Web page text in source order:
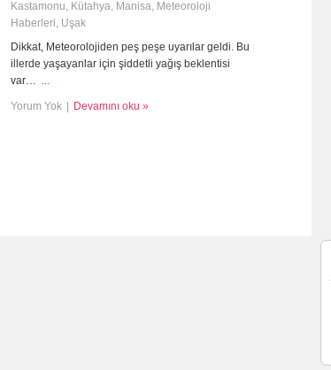
Kastamonu, Kütahya, Manisa, Meteoroloji
Haberleri, Uşak
Dikkat, Meteorolojiden peş peşe uyarılar geldi. Bu
illerde yaşayanlar için şiddetli yağış beklentisi
var… ...
Yorum Yok Devamını oku »